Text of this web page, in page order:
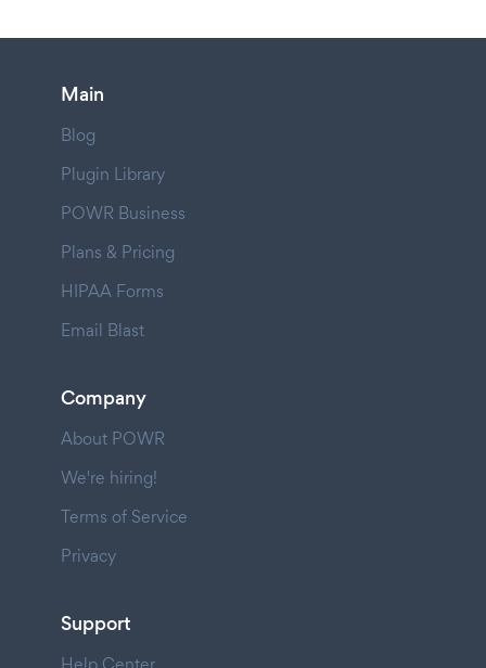
Main
Blog
Plugin Library
POWR Business
Plans & Pricing
HIPAA Forms
Email Blast
Company
About POWR
We're hiring!
Terms of Service
Privacy
Support